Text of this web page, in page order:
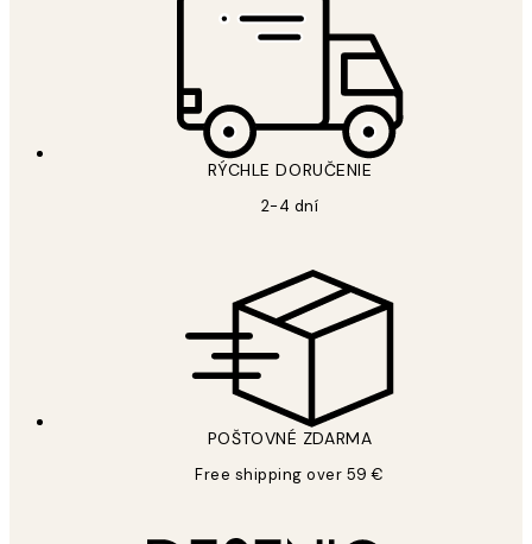
RÝCHLE DORUČENIE
2-4 dní
POŠTOVNÉ ZDARMA
Free shipping over 59 €